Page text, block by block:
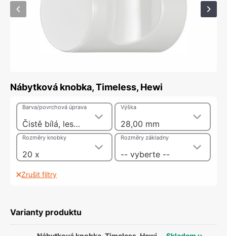
Nábytková knobka, Timeless, Hewi
Čistě bílá, lesklé
Barva/povrchová úprava
28,00 mm
Výška
20 x
Rozměry knobky
-- vyberte --
Rozměry základny
Zrušit filtry
Varianty produktu